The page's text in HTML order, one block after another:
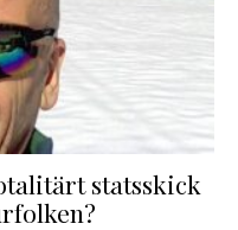
statsskick